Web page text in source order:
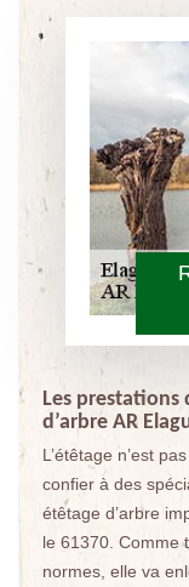
Les prestations
d’arbre AR
L’étêtage n’est
confier à des
étêtage d’arbre
le 61370. Comme
normes, elle va